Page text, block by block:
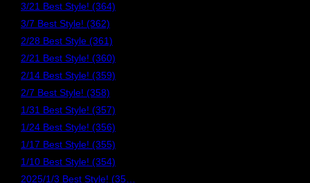
3/21 Best Style! (364)
3/7 Best Style! (362)
2/28 Best Style (361)
2/21 Best Style! (360)
2/14 Best Style! (359)
2/7 Best Style! (358)
1/31 Best Style! (357)
1/24 Best Style! (356)
1/17 Best Style! (355)
1/10 Best Style! (354)
2025/1/3 Best Style! (35…